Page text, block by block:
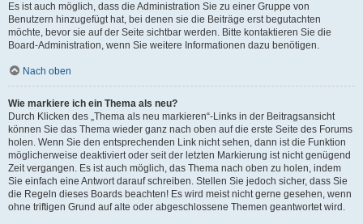
Es ist auch möglich, dass die Administration Sie zu einer Gruppe von
Benutzern hinzugefügt hat, bei denen sie die Beiträge erst begutachten
möchte, bevor sie auf der Seite sichtbar werden. Bitte kontaktieren Sie die
Board-Administration, wenn Sie weitere Informationen dazu benötigen.
Nach oben
Wie markiere ich ein Thema als neu?
Durch Klicken des „Thema als neu markieren“-Links in der Beitragsansicht
können Sie das Thema wieder ganz nach oben auf die erste Seite des Forums
holen. Wenn Sie den entsprechenden Link nicht sehen, dann ist die Funktion
möglicherweise deaktiviert oder seit der letzten Markierung ist nicht genügend
Zeit vergangen. Es ist auch möglich, das Thema nach oben zu holen, indem
Sie einfach eine Antwort darauf schreiben. Stellen Sie jedoch sicher, dass Sie
die Regeln dieses Boards beachten! Es wird meist nicht gerne gesehen, wenn
ohne triftigen Grund auf alte oder abgeschlossene Themen geantwortet wird.